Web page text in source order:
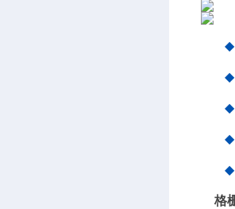
◆
◆
◆
◆
◆
格